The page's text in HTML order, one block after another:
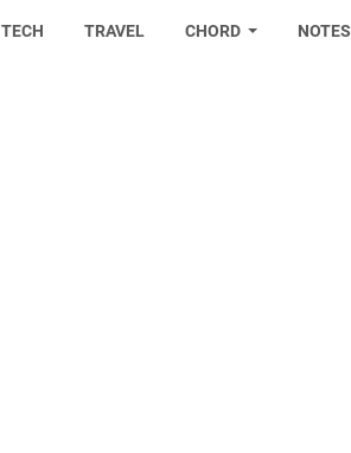
TECH TRAVEL CHORD NOTES